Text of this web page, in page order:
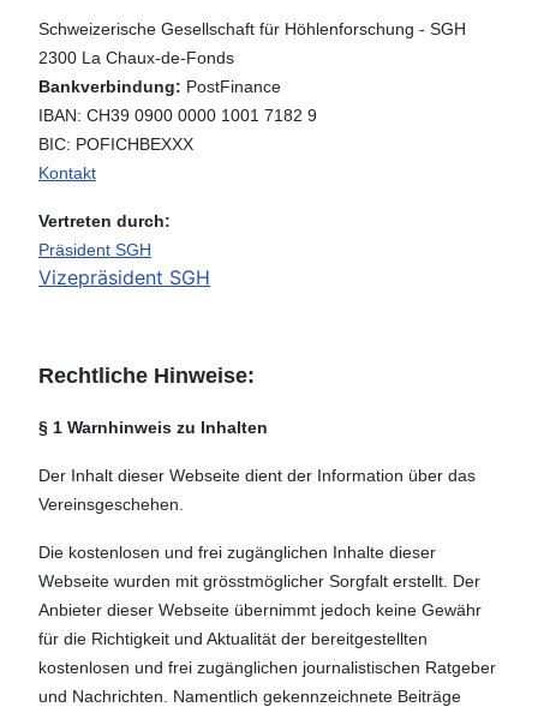
Schweizerische Gesellschaft für Höhlenforschung - SGH
2300 La Chaux-de-Fonds
Bankverbindung: PostFinance
IBAN: CH39 0900 0000 1001 7182 9
BIC: POFICHBEXXX
Kontakt
Vertreten durch:
Präsident SGH
Vizepräsident SGH
Rechtliche Hinweise:
§ 1 Warnhinweis zu Inhalten
Der Inhalt dieser Webseite dient der Information über das
Vereinsgeschehen.
Die kostenlosen und frei zugänglichen Inhalte dieser
Webseite wurden mit grösstmöglicher Sorgfalt erstellt. Der
Anbieter dieser Webseite übernimmt jedoch keine Gewähr
für die Richtigkeit und Aktualität der bereitgestellten
kostenlosen und frei zugänglichen journalistischen Ratgeber
und Nachrichten. Namentlich gekennzeichnete Beiträge